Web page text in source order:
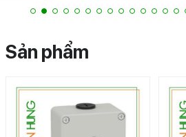
Sản phẩm